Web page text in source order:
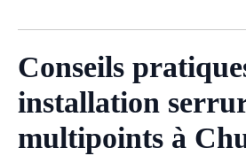
Conseils
installation
multipoints à